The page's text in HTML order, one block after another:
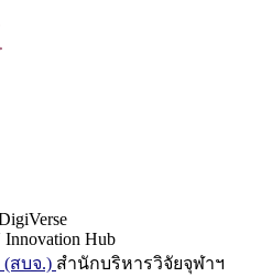
Innovation Hub
สบจ.) สำนักบริหารวิจัยจุฬาฯ